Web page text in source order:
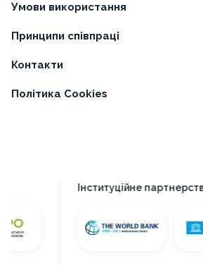
Умови використання
Принципи співпраці
Контакти
Політика Cookies
Інституційне партнерство